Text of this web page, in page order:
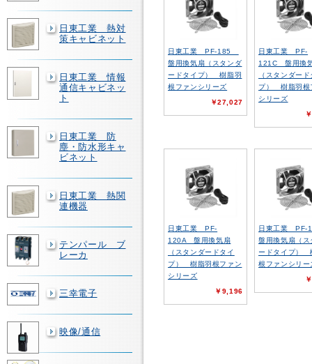
日東工業 熱対
策キャビネット
日東工業 情報
通信キャビネッ
ト
日東工業 防
塵・防水形キャ
ビネット
日東工業 熱関
連機器
テンパール ブ
レーカ
三幸電子
映像/通信
日東工業 PF-185
盤用換気扇（スタンダ
ードタイプ） 樹脂羽
根ファンシリーズ
￥27,027
日東工業 PF-
121C 盤用換
（スタンダー
プ） 樹脂羽根
シリーズ
日東工業 PF-
120A 盤用換気扇
（スタンダードタイ
プ） 樹脂羽根ファン
シリーズ
￥9,196
日東工業
盤用換気扇（ス
ードタイプ）
根ファンシリー